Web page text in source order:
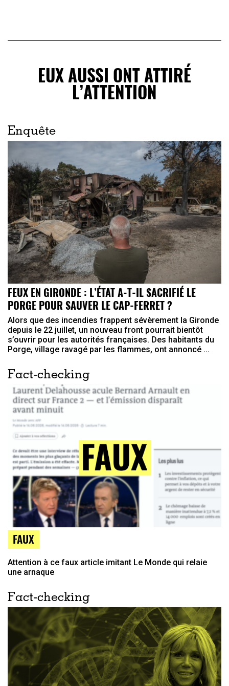
EUX AUSSI ONT ATTIRÉ
L’ATTENTION
Enquête
FEUX EN GIRONDE : L’ÉTAT A-T-IL SACRIFIÉ LE
PORGE POUR SAUVER LE CAP-FERRET ?
Alors que des incendies frappent sévèrement la Gironde
depuis le 22 juillet, un nouveau front pourrait bientôt
s’ouvrir pour les autorités françaises. Des habitants du
Porge, village ravagé par les flammes, ont annoncé ...
Fact-checking
FAUX
Attention à ce faux article imitant Le Monde qui relaie
une arnaque
Fact-checking